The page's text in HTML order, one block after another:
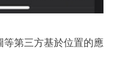
第三方基於位置的應